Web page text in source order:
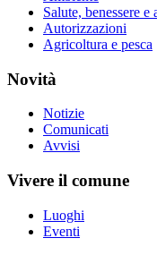
Salute, benessere e
Autorizzazioni
Agricoltura e pesca
Novità
Notizie
Comunicati
Avvisi
Vivere il comune
Luoghi
Eventi